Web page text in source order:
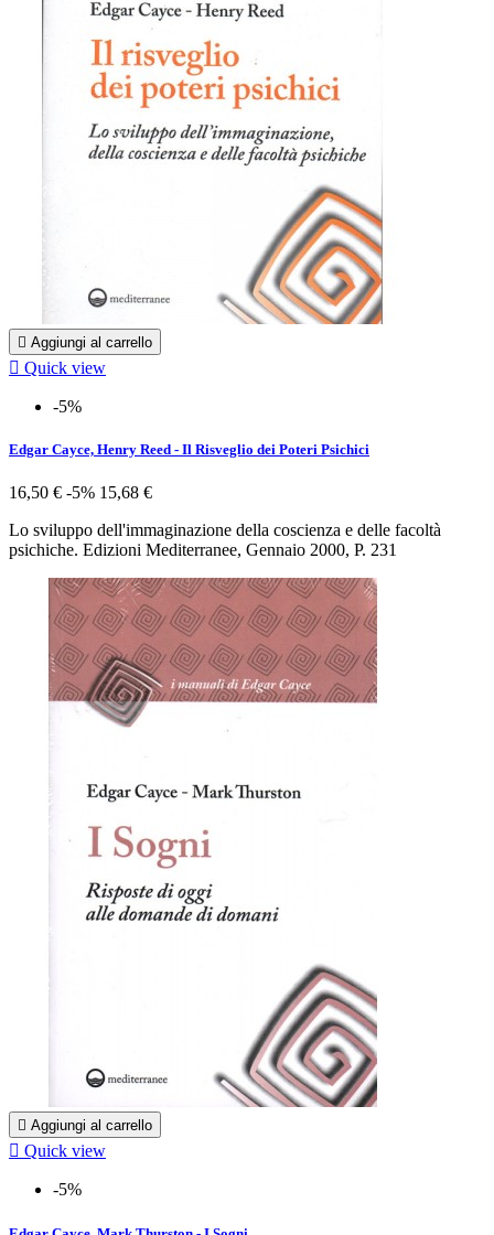
 Aggiungi al carrello
 Quick view
-5%
Edgar Cayce, Henry Reed - Il Risveglio dei Poteri Psichici
16,50 € -5% 15,68 €
Lo sviluppo dell'immaginazione della coscienza e delle facoltà
psichiche. Edizioni Mediterranee, Gennaio 2000, P. 231
 Aggiungi al carrello
 Quick view
-5%